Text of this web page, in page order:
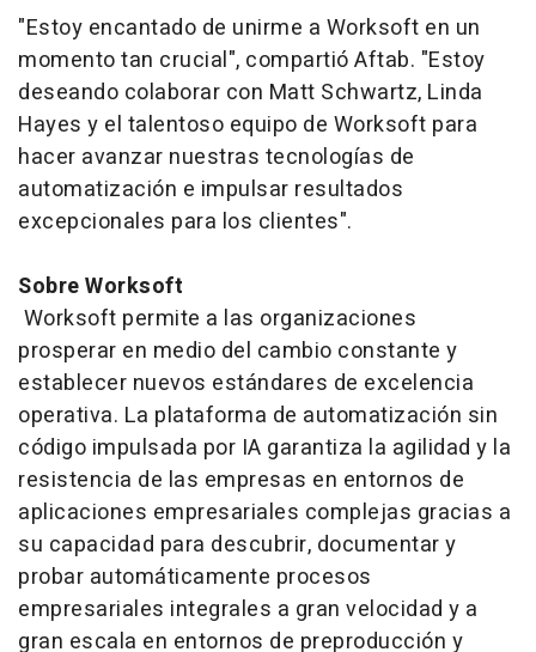
"Estoy encantado de unirme a Worksoft en un
momento tan crucial", compartió Aftab. "Estoy
deseando colaborar con Matt Schwartz, Linda
Hayes y el talentoso equipo de Worksoft para
hacer avanzar nuestras tecnologías de
automatización e impulsar resultados
excepcionales para los clientes".
Sobre Worksoft
Worksoft permite a las organizaciones
prosperar en medio del cambio constante y
establecer nuevos estándares de excelencia
operativa. La plataforma de automatización sin
código impulsada por IA garantiza la agilidad y la
resistencia de las empresas en entornos de
aplicaciones empresariales complejas gracias a
su capacidad para descubrir, documentar y
probar automáticamente procesos
empresariales integrales a gran velocidad y a
gran escala en entornos de preproducción y